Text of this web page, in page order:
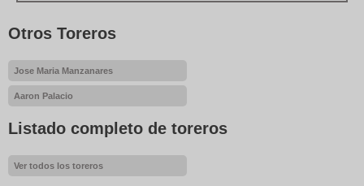
Otros Toreros
Jose Maria Manzanares
Aaron Palacio
Listado completo de toreros
Ver todos los toreros